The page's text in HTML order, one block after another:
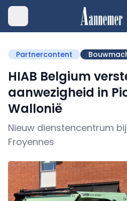
Partnercontent
HIAB Belgium
aanwezigheid in
Wallonië
Nieuw dienstencentrum bij
Froyennes